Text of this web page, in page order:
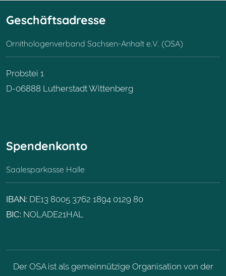
Geschäftsadresse
Ornithologenverband Sachsen-Anhalt e.V. (OSA)
Probstei 1
D-06888 Lutherstadt Wittenberg
Spendenkonto
Saalesparkasse Halle
IBAN: DE13 8005 3762 1894 0129 80
BIC: NOLADE21HAL
Der OSA ist als gemeinnützige Organisation von der